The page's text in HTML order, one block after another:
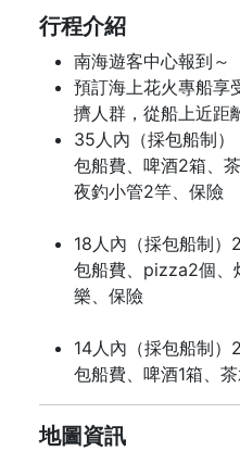
行程介紹
南海遊客中心報到～
預訂海上花火專船享
擠人群，從船上近距
35人內（採包船制
包船費、啤酒2箱、
夜釣小管2竿、保險
18人內（採包船制
包船費、pizza2個、
樂、保險
14人內（採包船制
包船費、啤酒1箱、
地圖資訊